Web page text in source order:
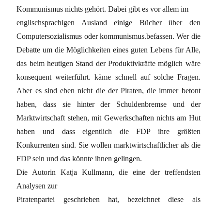
Kommunismus nichts gehört. Dabei gibt es vor allem im
englischsprachigen Ausland einige Bücher über den
Computersozialismus oder kommunismus.befassen. Wer die
Debatte um die Möglichkeiten eines guten Lebens für Alle,
das beim heutigen Stand der Produktivkräfte möglich wäre
konsequent weiterführt. käme schnell auf solche Fragen.
Aber es sind eben nicht die der Piraten, die immer betont
haben, dass sie hinter der Schuldenbremse und der
Marktwirtschaft stehen, mit Gewerkschaften nichts am Hut
haben und dass eigentlich die FDP ihre größten
Konkurrenten sind. Sie wollen marktwirtschaftlicher als die
FDP sein und das könnte ihnen gelingen.
Die Autorin Katja Kullmann, die eine der treffendsten
Analysen zur
Piratenpartei geschrieben hat, bezeichnet diese als